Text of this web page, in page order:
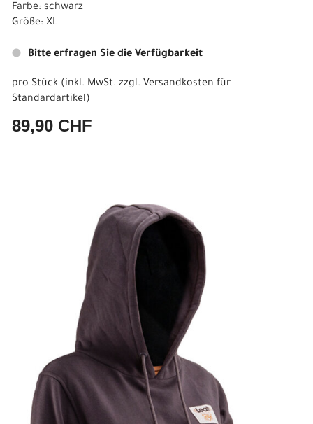
Farbe: schwarz
Größe: XL
Bitte erfragen Sie die Verfügbarkeit
pro Stück (inkl. MwSt. zzgl. Versandkosten für
Standardartikel)
89,90 CHF